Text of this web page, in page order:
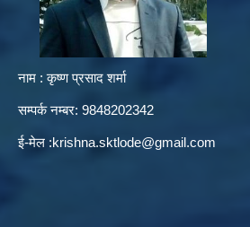
नाम : कृष्ण प्रसाद शर्मा
सम्पर्क नम्बर: 9848202342
ई-मेल :krishna.sktlode@gmail.com